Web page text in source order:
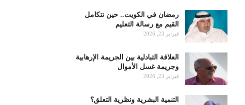
رمضان في الكويت.. حين تتكامل
القيم مع رسالة التعليم
فبراير 23, 2026
العلاقة التبادلية بين الجريمة الإرهابية
وجريمة غسل الأموال
فبراير 23, 2026
التنمية البشرية ونظرية التعلق؟